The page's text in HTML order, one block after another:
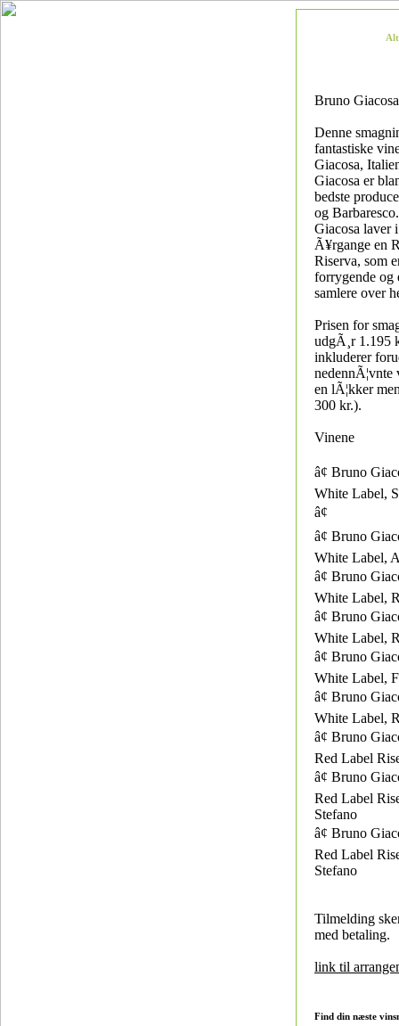
Bruno Giacosa
Denne
fantastiske
Giacosa,
Giacosa er
bedste
og
Giacosa laver
Ã¥rgange en
Riserva, som
forrygende og
samlere over
Prisen for
udgÃ¸r 1.195
inkluderer
en lÃ¦kker
300 kr.).
Vinene
â¢ Bruno
White Label,
â¢
â¢ Bruno
White Label,
â¢ Bruno
White Label,
â¢ Bruno
White Label,
â¢ Bruno
White Label,
â¢ Bruno
White Label,
â¢ Bruno
Red Label
â¢ Bruno
Red Label
Stefano
â¢ Bruno
Red Label
Stefano
Tilmelding
med betaling.
link til
Find din næste